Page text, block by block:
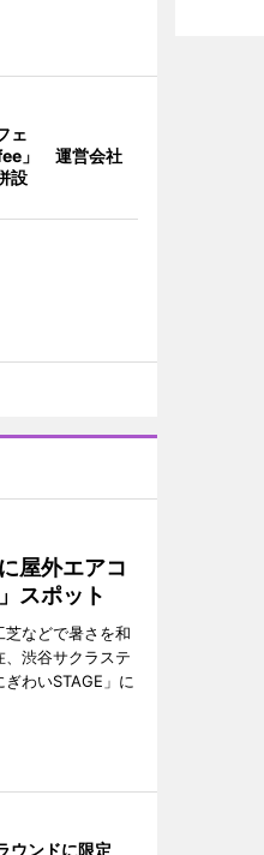
ェ
」 運営会社
設
屋外エアコ
スポット
などで暑さを和
、渋谷サクラステ
わいSTAGE」に
ウンドに限定